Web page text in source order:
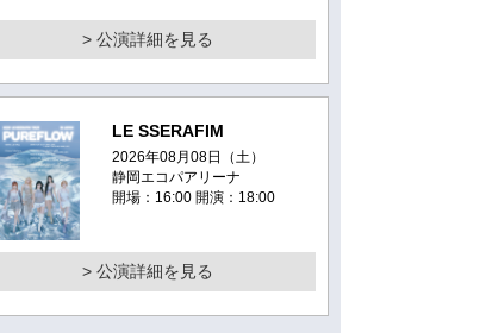
> 公演詳細を見る
LE SSERAFIM
2026年08月08日（土）
静岡エコパアリーナ
開場：16:00 開演：18:00
> 公演詳細を見る